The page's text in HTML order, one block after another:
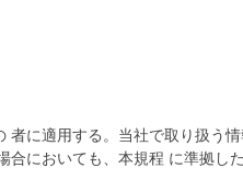
に適用する。当社で取り扱う
においても、本規程 に準拠し